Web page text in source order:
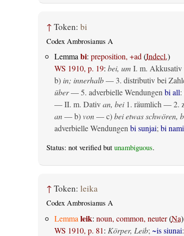
↑ Token: bi
Codex Ambrosianus A
Lemmabi: preposition, +ad(Indecl.)
WS 1910, p. 19: bei, um I. m. Akkusativ
b) in; innerhalb— 3. distributiv bei
über— 5. adverbielle Wendungenbi all:
— II. m. Dativ an, bei1. räumlich— 2.
an— b)von— c)bei etwas schwören,
adverbielle Wendungenbi sunjai;bi
Status: not verified but unambiguous.
↑ Token: leika
Codex Ambrosianus A
Lemma leik: noun, common, neuter(Na)
WS 1910, p. 81: Körper, Leib; ~is siunai: